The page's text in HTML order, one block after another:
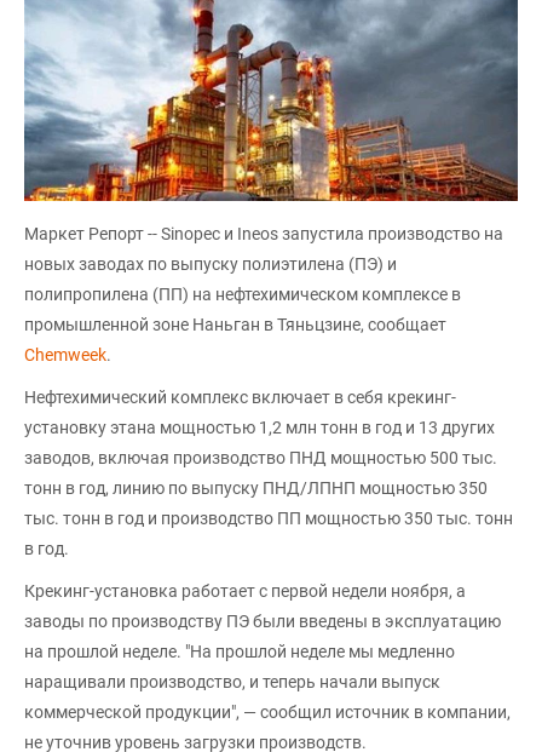
Маркет Репорт -- Sinopec и Ineos запустила производство на
новых заводах по выпуску полиэтилена (ПЭ) и
полипропилена (ПП) на нефтехимическом комплексе в
промышленной зоне Наньган в Тяньцзине, сообщает
Chemweek.
Нефтехимический комплекс включает в себя крекинг-
установку этана мощностью 1,2 млн тонн в год и 13 других
заводов, включая производство ПНД мощностью 500 тыс.
тонн в год, линию по выпуску ПНД/ЛПНП мощностью 350
тыс. тонн в год и производство ПП мощностью 350 тыс. тонн
в год.
Крекинг-установка работает с первой недели ноября, а
заводы по производству ПЭ были введены в эксплуатацию
на прошлой неделе. "На прошлой неделе мы медленно
наращивали производство, и теперь начали выпуск
коммерческой продукции", — сообщил источник в компании,
не уточнив уровень загрузки производств.